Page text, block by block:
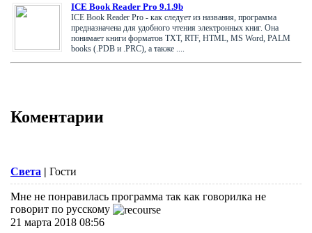
ICE Book Reader Pro 9.1.9b
ICE Book Reader Pro - как следует из названия, программа
предназначена для удобного чтения электронных книг. Она
понимает книги форматов TXT, RTF, HTML, MS Word, PALM
books (.PDB и .PRC), а также ....
Коментарии
Света | Гости
Мне не понравилась программа так как говорилка не
говорит по русскому
21 марта 2018 08:56